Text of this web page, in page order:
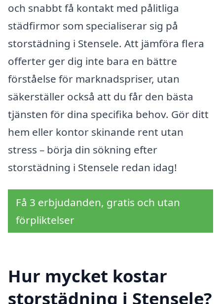
och snabbt få kontakt med pålitliga
städfirmor som specialiserar sig på
storstädning i Stensele. Att jämföra flera
offerter ger dig inte bara en bättre
förståelse för marknadspriser, utan
säkerställer också att du får den bästa
tjänsten för dina specifika behov. Gör ditt
hem eller kontor skinande rent utan
stress – börja din sökning efter
storstädning i Stensele redan idag!
Få 3 erbjudanden, gratis och utan
förpliktelser
Hur mycket kostar
storstädning i Stensele?